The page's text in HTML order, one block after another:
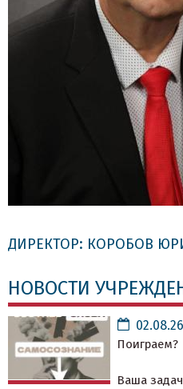
ДИРЕКТОР: КОРОБОВ
НОВОСТИ
02.08.26
Поиграем?
Ваша